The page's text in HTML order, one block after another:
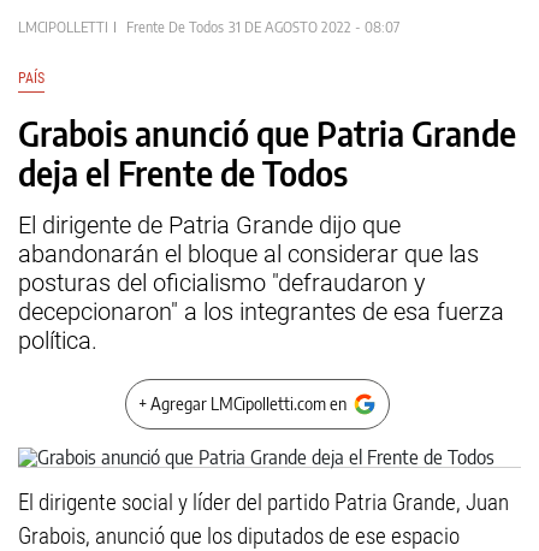
LMCIPOLLETTI Frente De Todos 31 DE AGOSTO 2022 - 08:07
PAÍS
Grabois anunció que Patria Grande
deja el Frente de Todos
El dirigente de Patria Grande dijo que
abandonarán el bloque al considerar que las
posturas del oficialismo "defraudaron y
decepcionaron" a los integrantes de esa fuerza
política.
+ Agregar LMCipolletti.com en
El dirigente social y líder del partido Patria Grande, Juan
Grabois, anunció que los diputados de ese espacio